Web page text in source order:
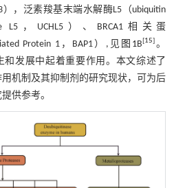
），泛素羧基末端水解酶L5（ubiquitin
L5，UCHL5）、BRCA1相关蛋
Protein 1，BAP1）,见 图1B[15] 。
和发展中起着重要作用。本文综述了
用机制及其抑制剂的研究现状，可为后
供参考。